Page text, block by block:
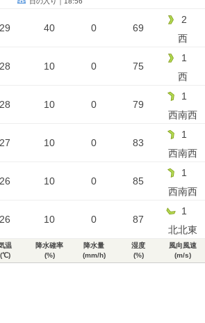
29 40 0 69
2
西
28 10 0 75
1
西
28 10 0 79
1
西南西
27 10 0 83
1
西南西
26 10 0 85
1
西南西
26 10 0 87
1
北北東
温
(℃)
降水確率
(%)
降水量
(mm/h)
湿度
(%)
風向風速
(m/s)